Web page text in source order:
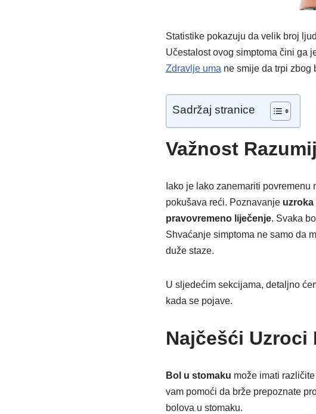
Statistike pokazuju da velik broj
Učestalost ovog simptoma čini ga
Zdravlje umane smije da trpi zbog
Sadržaj stranice
Važnost
Iako je lako zanemariti
pokušava reći. Poznavanje uzroka
pravovremeno liječenje. Svaka
Shvaćanje simptoma ne samo da
duže staze.
U sljedećim sekcijama, detaljno
kada se pojave.
Najčešći Uzroci
Bol u stomaku može imati
vam pomoći da brže prepoznate
bolova u stomaku.